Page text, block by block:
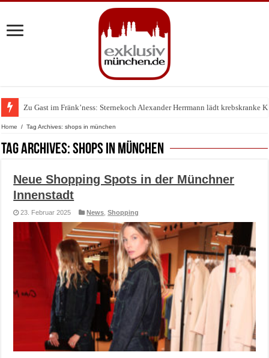
Zu Gast im Fränk’ness: Sternekoch Alexander Herrmann lädt krebskranke
Warum München gerade zum Treffpunkt der Lingerie-Branche wurde
Home / Tag Archives: shops in münchen
Tag Archives:shops in münchen
Neue Shopping Spots in der Münchner
Innenstadt
23. Februar 2025 News ,Shopping